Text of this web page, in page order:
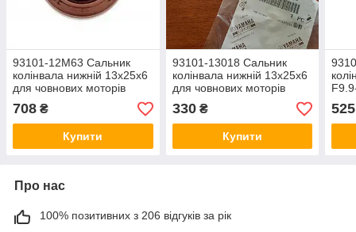
93101-12M63 Сальник
колінвала нижній 13x25x6
для човнових моторів
Yamaha F9.9-F15-F20
708 ₴
Купити
93101-13018 Сальник
колінвала нижній 13x25x6
для човнових моторів
Yamaha F9.9-F15
330₴
Купити
525
Про нас
100% позитивних з 206 відгуків за рік